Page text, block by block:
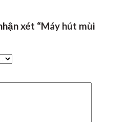
xét “Máy hút mùi